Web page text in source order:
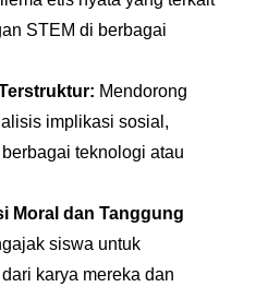
STEM di berbagai
Mendorong
implikasi sosial,
teknologi atau
Moral dan Tanggung
siswa untuk
karya mereka dan